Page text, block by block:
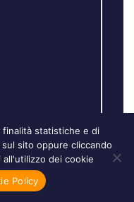
statistiche e di
sito oppure cliccando
dei cookie
Policy